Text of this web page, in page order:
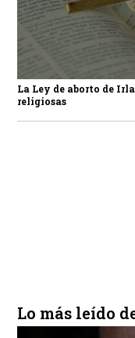
La Ley de aborto de
religiosas
Lo más leído